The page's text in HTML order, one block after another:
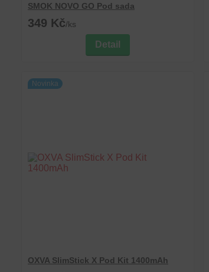
SMOK NOVO GO Pod sada
349 Kč/ks
Detail
Novinka
OXVA SlimStick X Pod Kit 1400mAh